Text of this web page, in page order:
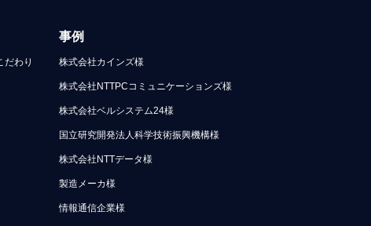
だわり
事例
株式会社カインズ様
株式会社NTTPCコミュニケーションズ様
株式会社ベルシステム24様
国立研究開発法人科学技術振興機構様
株式会社NTTデータ様
製造メーカ様
情報通信企業様